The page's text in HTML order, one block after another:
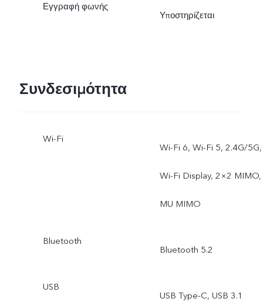
Εγγραφή φωνής
Υποστηρίζεται
Συνδεσιμότητα
Wi-Fi
Wi-Fi 6, Wi-Fi 5, 2.4G/5G,
Wi-Fi Display, 2×2 MIMO,
MU MIMO
Bluetooth
Bluetooth 5.2
USB
USB Type-C, USB 3.1